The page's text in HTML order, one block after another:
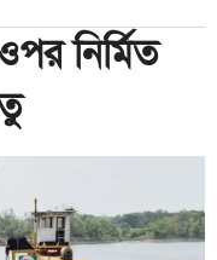
নির্মিত